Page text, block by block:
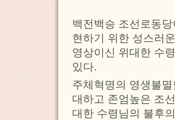
백전백승 조선로동
현하기 위한 성스러
영상이신 위대한 수령
있다.
주체혁명의 영생불
대하고 존엄높은 조
대한 수령님의 불후